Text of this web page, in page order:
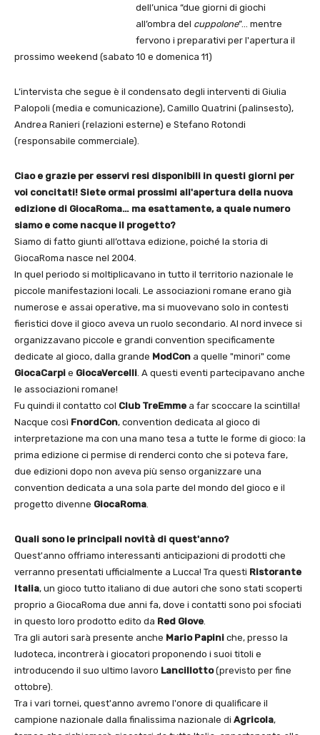
dell’unica “due giorni di giochi
all’ombra del cuppolone”… mentre
fervono i preparativi per l'apertura il
prossimo weekend (sabato 10 e domenica 11)
L’intervista che segue è il condensato degli interventi di Giulia
Palopoli (media e comunicazione), Camillo Quatrini (palinsesto),
Andrea Ranieri (relazioni esterne) e Stefano Rotondi
(responsabile commerciale).
Ciao e grazie per esservi resi disponibili in questi giorni per
voi concitati! Siete ormai prossimi all'apertura della nuova
edizione di GiocaRoma… ma esattamente, a quale numero
siamo e come nacque il progetto?
Siamo di fatto giunti all’ottava edizione, poiché la storia di
GiocaRoma nasce nel 2004.
In quel periodo si moltiplicavano in tutto il territorio nazionale le
piccole manifestazioni locali. Le associazioni romane erano già
numerose e assai operative, ma si muovevano solo in contesti
fieristici dove il gioco aveva un ruolo secondario. Al nord invece si
organizzavano piccole e grandi convention specificamente
dedicate al gioco, dalla grande ModCon a quelle "minori" come
GiocaCarpi e GiocaVercelli . A questi eventi partecipavano anche
le associazioni romane!
Fu quindi il contatto col Club TreEmme a far scoccare la scintilla!
Nacque così FnordCon, convention dedicata al gioco di
interpretazione ma con una mano tesa a tutte le forme di gioco: la
prima edizione ci permise di renderci conto che si poteva fare,
due edizioni dopo non aveva più senso organizzare una
convention dedicata a una sola parte del mondo del gioco e il
progetto divenne GiocaRoma
Quali sono le principali novità di quest'anno?
Quest'anno offriamo interessanti anticipazioni di prodotti che
verranno presentati ufficialmente a Lucca! Tra questi Ristorante
Italia, un gioco tutto italiano di due autori che sono stati scoperti
proprio a GiocaRoma due anni fa, dove i contatti sono poi sfociati
in questo loro prodotto edito da Red Glove
Tra gli autori sarà presente anche Mario Papini che, presso la
ludoteca, incontrerà i giocatori proponendo i suoi titoli e
introducendo il suo ultimo lavoro Lancillotto(previsto per fine
ottobre).
Tra i vari tornei, quest'anno avremo l'onore di qualificare il
campione nazionale dalla finalissima nazionale di Agricola,